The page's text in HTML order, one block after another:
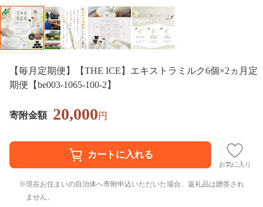
【毎月定期便】【THE ICE】エキストラミルク6個×2ヵ月定
期便【be003-1065-100-2】
寄附金額 20,000円
お気に入り
現在お住まいの自治体へ寄附申込いただいた場合、返礼品は贈答され
ません。